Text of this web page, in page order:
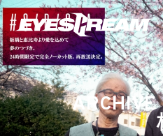
ARCHIVE